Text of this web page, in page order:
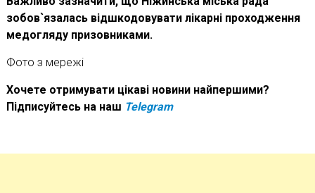
зобов`язалась відшкодовувати лікарні проходження
медогляду призовниками.
Фото з мережі
Хочете отримувати цікаві новини найпершими?
Підписуйтесь на наш Telegram